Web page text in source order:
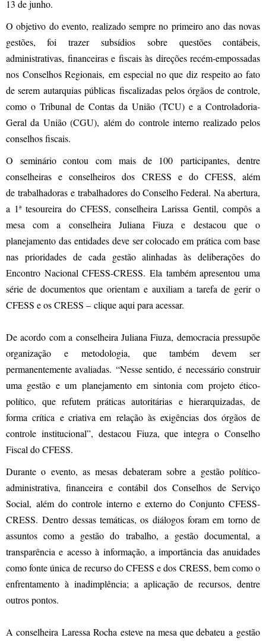
13 de junho.
O objetivo do evento, realizado sempre no primeiro ano das novas
gestões, foi trazer subsídios sobre questões contábeis,
administrativas, financeiras e fiscais às direções recém-empossadas
nos Conselhos Regionais, em especial no que diz respeito ao fato
de serem autarquias públicas fiscalizadas pelos órgãos de controle,
como o Tribunal de Contas da União (TCU) e a Controladoria-
Geral da União (CGU), além do controle interno realizado pelos
conselhos fiscais.
O seminário contou com mais de 100 participantes, dentre
conselheiras e conselheiros dos CRESS e do CFESS, além
de trabalhadoras e trabalhadores do Conselho Federal. Na abertura,
a 1ª tesoureira do CFESS, conselheira Larissa Gentil, compôs a
mesa com a conselheira Juliana Fiuza e destacou que o
planejamento das entidades deve ser colocado em prática com base
nas prioridades de cada gestão alinhadas às deliberações do
Encontro Nacional CFESS-CRESS. Ela também apresentou uma
série de documentos que orientam e auxiliam a tarefa de gerir o
CFESS e os CRESS – clique aqui para acessar.
De acordo com a conselheira Juliana Fiuza, democracia pressupõe
organização e metodologia, que também devem ser
permanentemente avaliadas. “Nesse sentido, é necessário construir
uma gestão e um planejamento em sintonia com projeto ético-
político, que refutem práticas autoritárias e hierarquizadas, de
forma crítica e criativa em relação às exigências dos órgãos de
controle institucional”, destacou Fiuza, que integra o Conselho
Fiscal do CFESS.
Durante o evento, as mesas debateram sobre a gestão político-
administrativa, financeira e contábil dos Conselhos de Serviço
Social, além do controle interno e externo do Conjunto CFESS-
CRESS. Dentro dessas temáticas, os diálogos foram em torno de
assuntos como a gestão do trabalho, a gestão documental, a
transparência e acesso à informação, a importância das anuidades
como fonte única de recurso do CFESS e dos CRESS, bem como o
enfrentamento à inadimplência; a aplicação de recursos, dentre
outros pontos.
A conselheira Laressa Rocha esteve na mesa que debateu a gestão